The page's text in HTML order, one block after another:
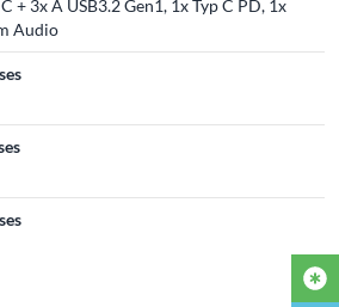
+ 3x A USB3.2 Gen1, 1x Typ C PD, 1x
Audio